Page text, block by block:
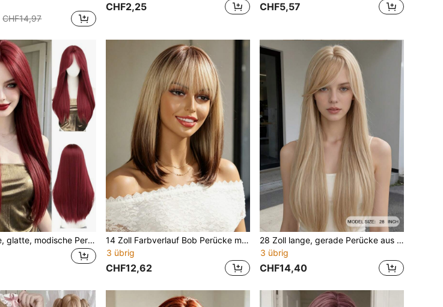
CHF14,97
CHF2,25 CHF5,57
26 Zoll lange, glatte, modische Perücke, weinrot, weiß, schwarzbraun, aus Kunstfasern, geeignet für den Alltag von Damen, hitzebeständig, natürlicher Stil für Partys und Cosplay (Hinweis: Hinweise zur Trage- und Pflegemethode. Aufgrund unterschiedlicher Lichtverhältnisse und Aufnahmewinkel kann es zu leichten Farbabweichungen zwischen dem tatsächlichen Produkt und dem Bild kommen.)
14 Zoll Farbverlauf Bob Perücke mit Pony, hitzebeständige synthetische Perücke mit natürlichem Aussehen, geeignet für Frauen, Alltagstragen, Partys, Cosplay
3 übrig
CHF12,62
28 Zoll lange, gerade Perücke aus goldenem Synthetik-Material mit Pony, natürlich aussehende Synthetik-Faser-Perücke geeignet für Frauen, Mittelscheitel Perücke, hitzebeständige Perücke für Cosplay-Partys
3 übrig
CHF14,40